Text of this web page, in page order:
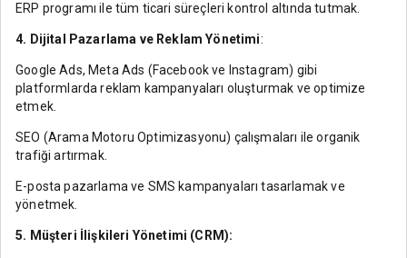
ERP programı ile tüm ticari süreçleri kontrol altında tutmak.
4. Dijital Pazarlama ve Reklam Yönetimi:
Google Ads, Meta Ads (Facebook ve Instagram) gibi
platformlarda reklam kampanyaları oluşturmak ve optimize
etmek.
SEO (Arama Motoru Optimizasyonu) çalışmaları ile organik
trafiği artırmak.
E-posta pazarlama ve SMS kampanyaları tasarlamak ve
yönetmek.
5. Müşteri İlişkileri Yönetimi (CRM):